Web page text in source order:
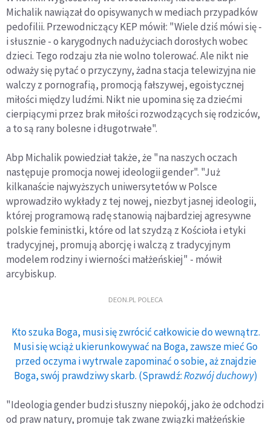
Michalik nawiązał do opisywanych w mediach przypadków
pedofilii. Przewodniczący KEP mówił: "Wiele dziś mówi się -
i słusznie - o karygodnych nadużyciach dorosłych wobec
dzieci. Tego rodzaju zła nie wolno tolerować. Ale nikt nie
odważy się pytać o przyczyny, żadna stacja telewizyjna nie
walczy z pornografią, promocją fałszywej, egoistycznej
miłości między ludźmi. Nikt nie upomina się za dziećmi
cierpiącymi przez brak miłości rozwodzących się rodziców,
a to są rany bolesne i długotrwałe".
Abp Michalik powiedział także, że "na naszych oczach
następuje promocja nowej ideologii gender". "Już
kilkanaście najwyższych uniwersytetów w Polsce
wprowadziło wykłady z tej nowej, niezbyt jasnej ideologii,
której programową radę stanowią najbardziej agresywne
polskie feministki, które od lat szydzą z Kościoła i etyki
tradycyjnej, promują aborcję i walczą z tradycyjnym
modelem rodziny i wierności małżeńskiej" - mówił
arcybiskup.
DEON.PL POLECA
Kto szuka Boga, musi się zwrócić całkowicie do wewnątrz.
Musi się wciąż ukierunkowywać na Boga, zawsze mieć Go
przed oczyma i wytrwale zapominać o sobie, aż znajdzie
Boga, swój prawdziwy skarb. (Sprawdź:Rozwój duchowy)
"Ideologia gender budzi słuszny niepokój, jako że odchodzi
od praw natury, promuje tak zwane związki małżeńskie